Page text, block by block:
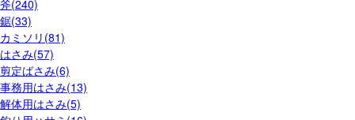
斧(240)
鋸(33)
カミソリ(81)
はさみ(57)
剪定ばさみ(6)
事務用はさみ(13)
解体用はさみ(5)